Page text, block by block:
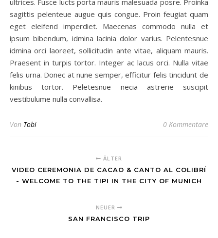
sagittis pelenteue augue quis congue. Proin feugiat quam
eget eleifend imperdiet. Maecenas commodo nulla et
ipsum bibendum, idmina lacinia dolor varius. Pelentesnue
idmina orci laoreet, sollicitudin ante vitae, aliquam mauris.
Praesent in turpis tortor. Integer ac lacus orci. Nulla vitae
felis urna. Donec at nune semper, efficitur felis tincidunt de
kinibus tortor. Peletesnue necia astrerie suscipit
vestibulume nulla convallisa.
Von Tobi 0 Kommentare
ÄLTER
VIDEO CEREMONIA DE CACAO & CANTO AL COLIBRÍ
- WELCOME TO THE TIPI IN THE CITY OF MUNICH
NEUER
SAN FRANCISCO TRIP